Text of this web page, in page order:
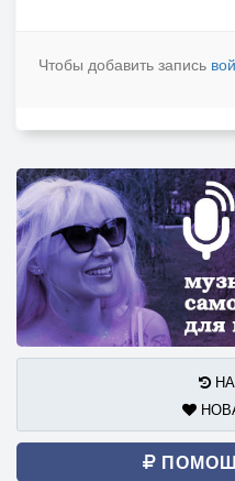
Чтобы добавить запись